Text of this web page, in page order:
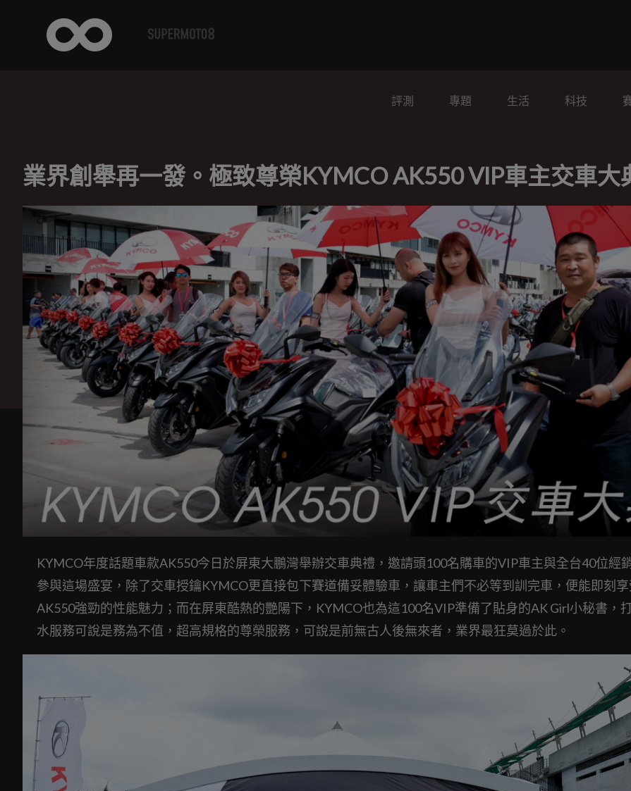
評測 專題 生活 科技
業界創舉再一發。極致尊榮KYMCO AK550 VIP車主交車大
KYMCO年度話題車款AK550今日於屏東大鵬灣舉辦交車典禮，邀請頭100名購車的VIP車主與全台40位經
參與這場盛宴，除了交車授鑰KYMCO更直接包下賽道備妥體驗車，讓車主們不必等到訓完車，便能即刻享
AK550強勁的性能魅力；而在屏東酷熱的艷陽下，KYMCO也為這100名VIP準備了貼身的AK Girl小秘書，
水服務可說是務為不值，超高規格的尊榮服務，可說是前無古人後無來者，業界最狂莫過於此。